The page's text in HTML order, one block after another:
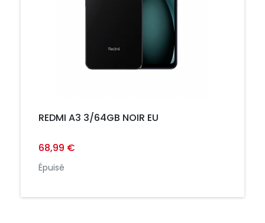
REDMI A3 3/64GB NOIR EU
68,99 €
Épuisé